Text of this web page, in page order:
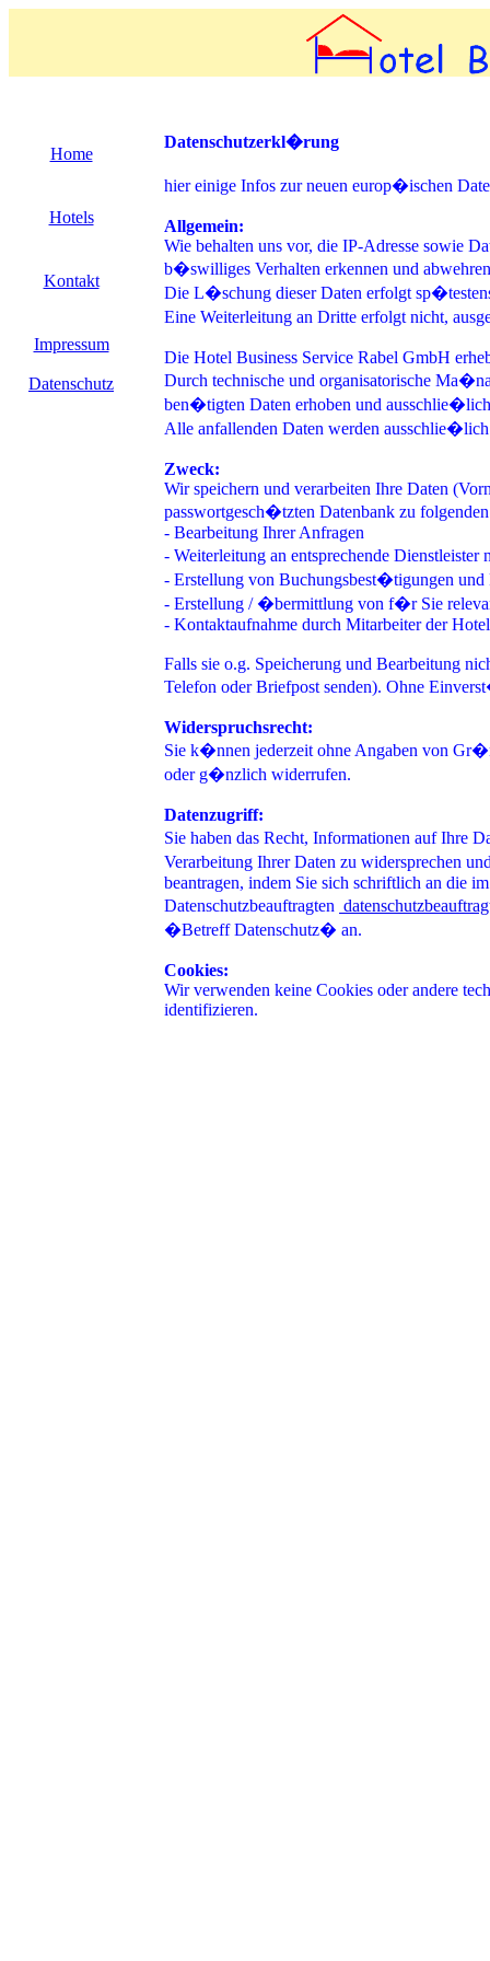
Datenschutzerkl�rung
hier einige Infos zur neuen europ�ischen
Allgemein:
Wie behalten uns vor, die IP-Adresse sowie
b�swilliges Verhalten erkennen und
Die L�schung dieser Daten erfolgt
Eine Weiterleitung an Dritte erfolgt nicht,
Die Hotel Business Service Rabel GmbH
Durch technische und organisatorische
ben�tigten Daten erhoben und
Alle anfallenden Daten werden ausschlie�lich
Zweck:
Wir speichern und verarbeiten Ihre Daten
passwortgesch�tzten Datenbank zu
- Bearbeitung Ihrer Anfragen
- Weiterleitung an entsprechende
- Erstellung von Buchungsbest�tigungen und
- Erstellung / �bermittlung von f�r Sie
- Kontaktaufnahme durch Mitarbeiter der
Falls sie o.g. Speicherung und Bearbeitung
Telefon oder Briefpost senden). Ohne
Widerspruchsrecht:
Sie k�nnen jederzeit ohne Angaben von
oder g�nzlich widerrufen.
Datenzugriff:
Sie haben das Recht, Informationen auf Ihre
Verarbeitung Ihrer Daten zu widersprechen
beantragen, indem Sie sich schriftlich an die
Datenschutzbeauftragten
�Betreff Datenschutz� an.
Cookies:
Wir verwenden keine Cookies oder andere
identifizieren.
Home
Hotels
Kontakt
Impressum
Datenschutz